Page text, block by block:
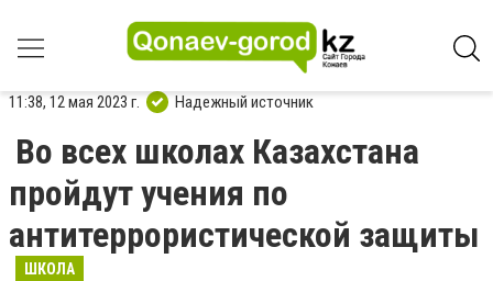
11:38, 12 мая 2023 г. Надежный источник
Во всех школах Казахстана
пройдут учения по
антитеррористической защиты
ШКОЛА